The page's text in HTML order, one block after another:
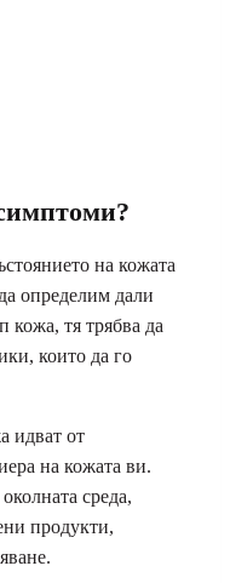
на кожата
определим дали
кожа, тя трябва да
които да го
идват от
на кожата ви.
среда,
продукти,